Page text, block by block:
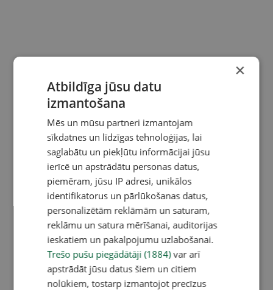
×
Atbildīga jūsu datu
izmantošana
Mēs un mūsu partneri izmantojam
sīkdatnes un līdzīgas tehnoloģijas, lai
saglabātu un piekļūtu informācijai jūsu
ierīcē un apstrādātu personas datus,
piemēram, jūsu IP adresi, unikālos
identifikatorus un pārlūkošanas datus,
personalizētām reklāmām un saturam,
reklāmu un satura mērīšanai, auditorijas
ieskatiem un pakalpojumu uzlabošanai.
Trešo pušu piegādātāji (1884)var arī
apstrādāt jūsu datus šiem un citiem
nolūkiem, tostarp izmantojot precīzus